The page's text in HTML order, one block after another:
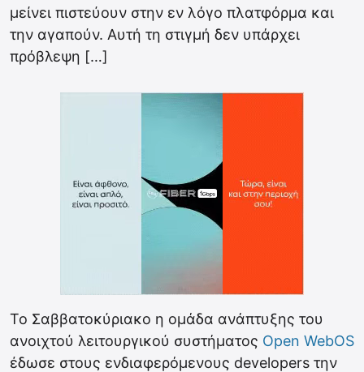
μείνει πιστεύουν στην εν λόγο πλατφόρμα και
την αγαπούν. Αυτή τη στιγμή δεν υπάρχει
πρόβλεψη […]
To Σαββατοκύριακο η ομάδα ανάπτυξης του
ανοιχτού λειτουργικού συστήματος Open WebOS
έδωσε στους ενδιαφερόμενους developers την